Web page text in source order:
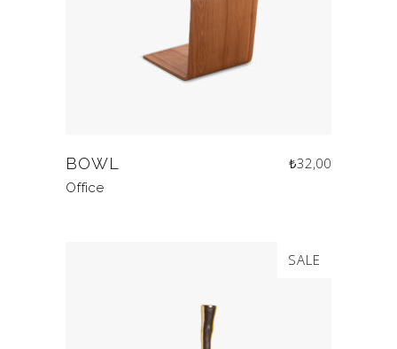
BOWL ₺32,00
Office
SALE